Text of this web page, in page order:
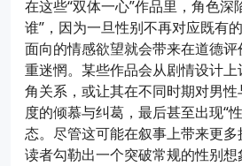
在这些“双体一心”作品里，角色深
谁”，因为一旦性别不再对应既有
面向的情感欲望就会带来在道德
重迷惘。某些作品会从剧情设计
角关系，或让其在不同时期对男
度的倾慕与纠葛，最后甚至出现“
态。尽管这可能在叙事上带来更
读者勾勒出一个突破常规的性别想